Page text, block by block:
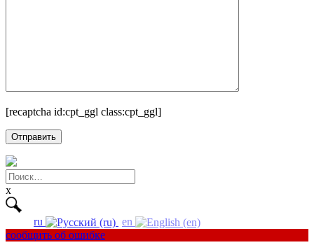
[recaptcha id:cpt_ggl class:cpt_ggl]
Найти:
x
ru
en
сообщить об ошибке